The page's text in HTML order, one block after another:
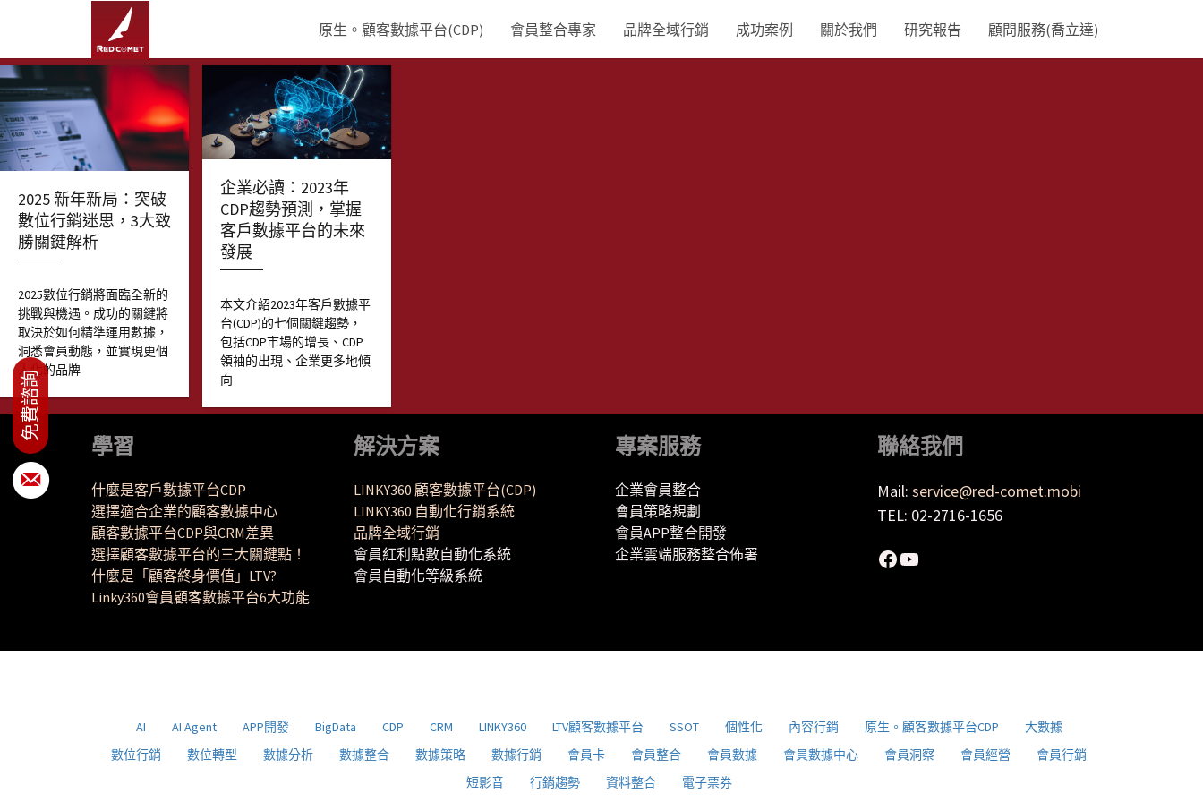
原生。顧客數據平台(CDP) 會員整合專家 品牌全域行銷 成功案例 關於我們 研究報告 顧問服務(喬立達)
2025 新年新局：突破
數位行銷迷思，3大致
勝關鍵解析
2025數位行銷將面臨全新的
挑戰與機遇。成功的關鍵將
取決於如何精準運用數據，
洞悉會員動態，並實現更個
人化的品牌
企業必讀：2023年
CDP趨勢預測，掌握
客戶數據平台的未來
發展
本文介紹2023年客戶數據平
台(CDP)的七個關鍵趨勢，
包括CDP市場的增長、CDP
領袖的出現、企業更多地傾
向
學習
什麼是客戶數據平台CDP
選擇適合企業的顧客數據中心
顧客數據平台CDP與CRM差異
選擇顧客數據平台的三大關鍵點！
什麼是「顧客終身價值」LTV?
Linky360會員顧客數據平台6大功能
解決方案
LINKY360 顧客數據平台(CDP)
LINKY360 自動化行銷系統
品牌全域行銷
會員紅利點數自動化系統
會員自動化等級系統
專案服務
企業會員整合
會員策略規劃
會員APP整合開發
企業雲端服務整合佈署
聯絡我們
Mail: service@red-comet.mobi
TEL: 02-2716-1656
Facebook
YouTube
AI AI Agent APP開發 BigData CDP CRM LINKY360 LTV顧客數據平台 SSOT 個性化 內容行銷 原生。顧客數據平台CDP
大數據
數位行銷
數位轉型 數據分析 數據整合 數據策略 數據行銷 會員卡 會員整合 會員數據 會員數據中心 會員洞察 會員經營
會員行銷
短影音
行銷趨勢 資料整合 電子票券